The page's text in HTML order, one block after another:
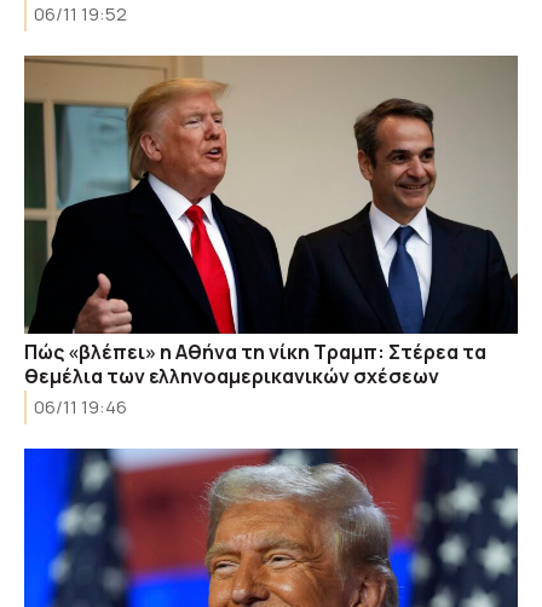
06/11 19:52
Πώς «βλέπει» η Αθήνα τη νίκη Τραμπ: Στέρεα τα
θεμέλια των ελληνοαμερικανικών σχέσεων
06/11 19:46